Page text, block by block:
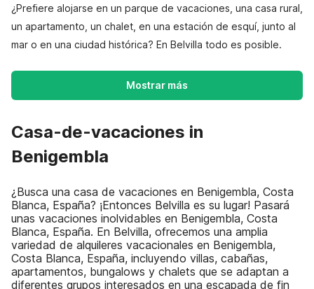
¿Prefiere alojarse en un parque de vacaciones, una casa rural,
un apartamento, un chalet, en una estación de esquí, junto al
mar o en una ciudad histórica? En Belvilla todo es posible.
Mostrar más
Casa-de-vacaciones in
Benigembla
¿Busca una casa de vacaciones en Benigembla, Costa
Blanca, España? ¡Entonces Belvilla es su lugar! Pasará
unas vacaciones inolvidables en Benigembla, Costa
Blanca, España. En Belvilla, ofrecemos una amplia
variedad de alquileres vacacionales en Benigembla,
Costa Blanca, España, incluyendo villas, cabañas,
apartamentos, bungalows y chalets que se adaptan a
diferentes grupos interesados en una escapada de fin